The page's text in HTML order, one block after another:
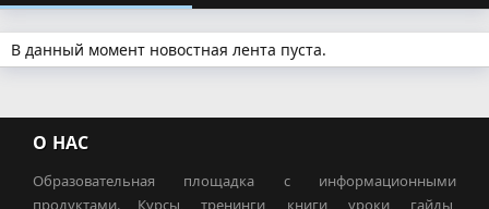
В данный момент новостная лента пуста.
О НАС
Образовательная площадка с информационными
продуктами. Курсы, тренинги, книги, уроки, гайды,